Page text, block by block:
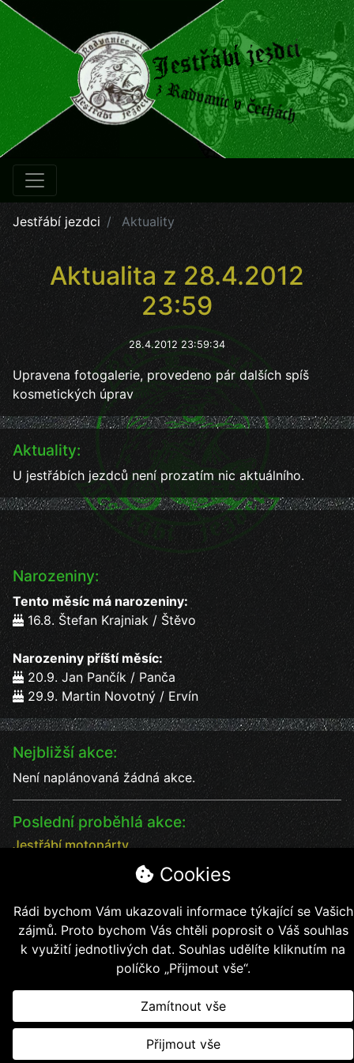
Jestřábí jezdci Aktuality
Aktuality:
U jestřábích jezdců není prozatím nic aktuálního.
Aktualita z 28.4.2012
23:59
28.4.2012 23:59:34
Upravena fotogalerie, provedeno pár dalších spíš
kosmetických úprav
Narozeniny:
Tento měsíc má narozeniny:
16.8. Štefan Krajniak / Štěvo
Narozeniny příští měsíc:
20.9. Jan Pančík / Panča
29.9. Martin Novotný / Ervín
Nejbližší akce:
Není naplánovaná žádná akce.
Poslední proběhlá akce:
Jestřábí motopárty
Jestřábí motopárty od 18 - 20.7. vystoupení kapel
Čas: 17:00
Místo:Jestřábí chýše
soutěže, kapely, jídlo, pití bezva kalba
Copyright © 2026, Jestřábí jezdci z.s.
Kollert Slavomír - E-shopy a webové stránky
Cookies
Rádi bychom Vám ukazovali informace týkající se Vašich
zájmů. Proto bychom Vás chtěli poprosit o Váš souhlas
k využití jednotlivých dat. Souhlas udělíte kliknutím na
políčko „Přijmout vše“.
Zamítnout vše
Přijmout vše